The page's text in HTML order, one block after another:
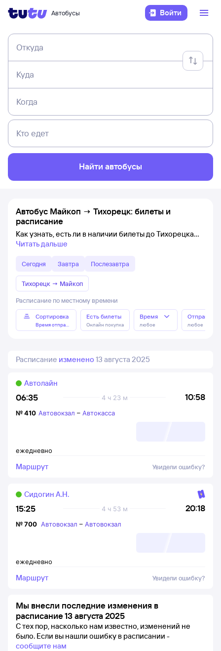
Автобусы Войти
Откуда
Куда
Когда
Кто едет
Найти автобусы
Автобус Майкоп → Тихорецк: билеты и
расписание
Как узнать, есть ли в наличии билеты до Тихорецка
Читать дальше
Сегодня Завтра Послезавтра
Тихорецк → Майкоп
Расписание по местному времени
Сортировка
Время отправления
Есть билеты
Онлайн покупка
Время
любое любое
Расписание изменено 13 августа 2025
06:35 10:58
4 ч 23 м
Автолайн
ежедневно
№410 Автовокзал – Автокасса
Маршрут Увидели ошибку?
15:25 20:18
4 ч 53 м
Сидогин А.Н.
ежедневно
№700 Автовокзал – Автовокзал
Маршрут Увидели ошибку?
Мы внесли последние изменения в
расписание 13 августа 2025
С тех пор, насколько нам известно, изменений не
было. Если вы нашли ошибку в расписании -
сообщите нам